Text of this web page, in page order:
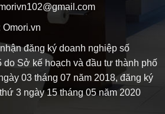
Omori.vn
đăng ký doanh nghiệp số
do Sở kế hoạch và đầu tư thành phố
03 tháng 07 năm 2018, đăng ký
3 ngày 15 tháng 05 năm 2020